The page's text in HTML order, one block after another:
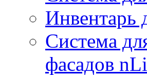
Инвентарь
Система
фасадов